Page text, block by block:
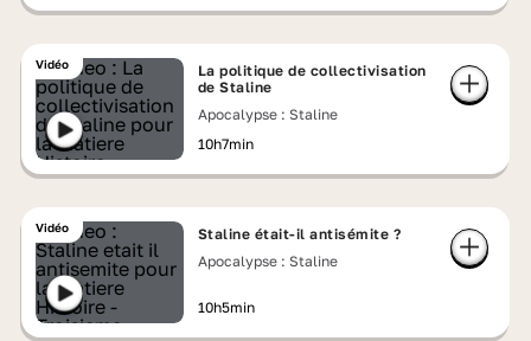
Vidéo
La politique de collectivisation
de Staline
Apocalypse : Staline
10h7min
Vidéo
Staline était-il antisémite ?
Apocalypse : Staline
10h5min